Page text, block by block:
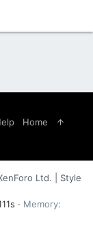
Home
Ltd.
Style
Memory